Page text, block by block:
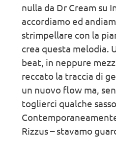
nulla da Dr Cream su
accordiamo ed
strimpellare con la
crea questa melodia.
beat, in neppure
reccato la traccia di
un nuovo flow ma,
toglierci qualche
Rizzus – stavamo